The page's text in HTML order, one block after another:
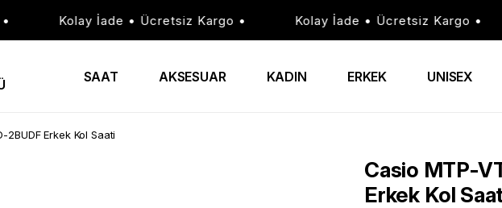
Kolay İade • Ücretsiz Kargo • Kolay İade • Ücretsiz Kargo •
SAAT AKSESUAR KADIN ERKEK UNISEX
2BUDF Erkek Kol Saati
Casio MTP-
Erkek Kol